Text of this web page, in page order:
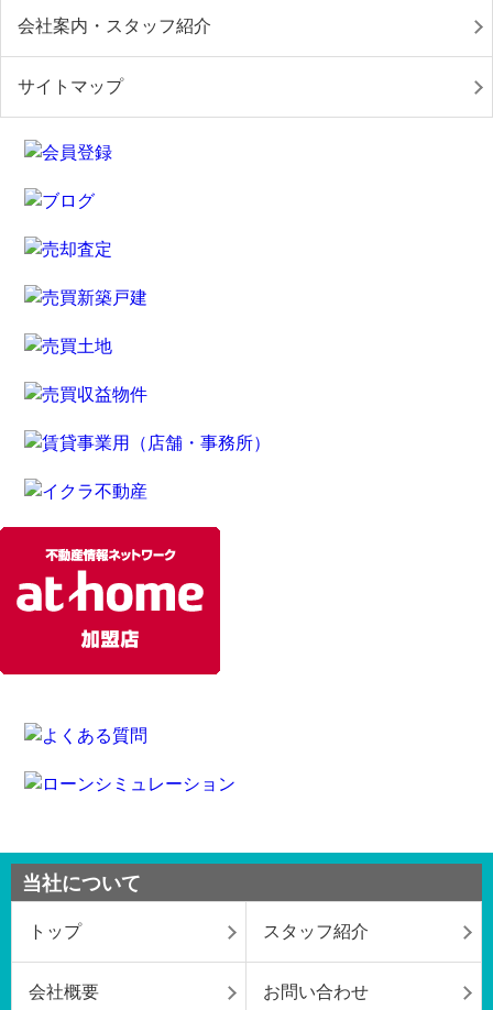
会社案内・スタッフ紹介
サイトマップ
当社について
トップ スタッフ紹介
会社概要 お問い合わせ